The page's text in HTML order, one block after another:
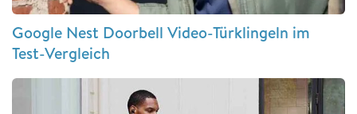
Google Nest Doorbell Video-Türklingeln im
Test-Vergleich